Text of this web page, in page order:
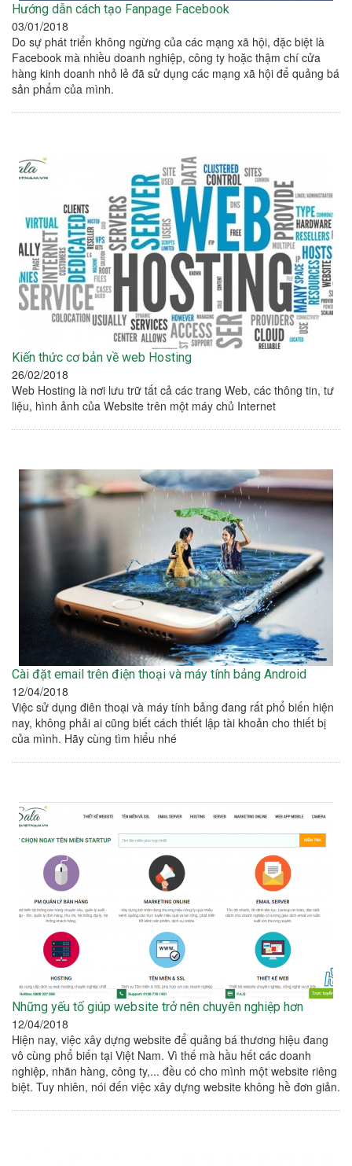
Hướng dẫn cách tạo Fanpage Facebook
03/01/2018
Do sự phát triển không ngừng của các mạng xã hội, đặc biệt là
Facebook mà nhiều doanh nghiệp, công ty hoặc thậm chí cửa
hàng kinh doanh nhỏ lẻ đã sử dụng các mạng xã hội để quảng bá
sản phẩm của mình.
Kiến thức cơ bản về web Hosting
26/02/2018
Web Hosting là nơi lưu trữ tất cả các trang Web, các thông tin, tư
liệu, hình ảnh của Website trên một máy chủ Internet
Cài đặt email trên điện thoại và máy tính bảng Android
12/04/2018
Việc sử dụng điên thoại và máy tính bảng đang rất phổ biến hiện
nay, không phải ai cũng biết cách thiết lập tài khoản cho thiết bị
của mình. Hãy cùng tìm hiểu nhé
Những yếu tố giúp website trở nên chuyên nghiệp hơn
12/04/2018
Hiện nay, việc xây dựng website để quảng bá thương hiệu đang
vô cùng phổ biến tại Việt Nam. Vì thế mà hầu hết các doanh
nghiệp, nhãn hàng, công ty,... đều có cho mình một website riêng
biệt. Tuy nhiên, nói đến việc xây dựng website không hề đơn giản.